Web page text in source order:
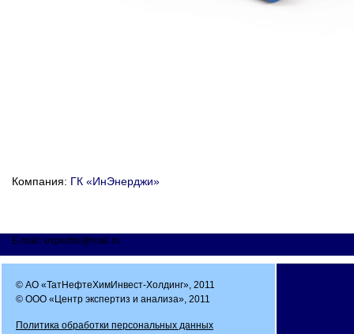
Компания: ГК «ИнЭнерджи»
E-mail: expertmi@mail.ru
© АО «ТатНефтеХимИнвест-Холдинг», 2011
© ООО «Центр экспертиз и анализа», 2011
Политика обработки персональных данных